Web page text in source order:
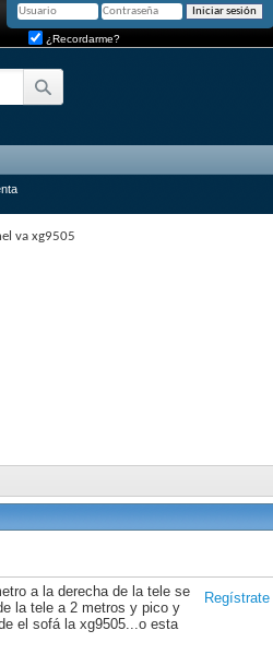
¿Recordarme?
va xg9505
Regístrate
a la derecha de la tele se
la tele a 2 metros y pico y
el sofá la xg9505...o esta